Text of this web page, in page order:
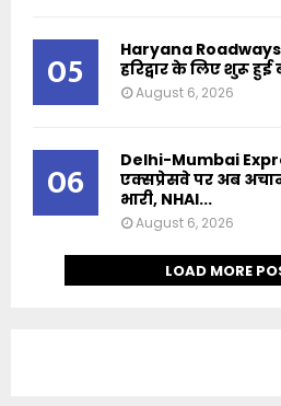
05
Haryana
हरिद्वार के लिए शुरू हुई
August 6, 2026
06
Delhi-Mumbai
एक्सप्रेसवे पर अब
भारी, NHAI...
August 6, 2026
LOAD MORE